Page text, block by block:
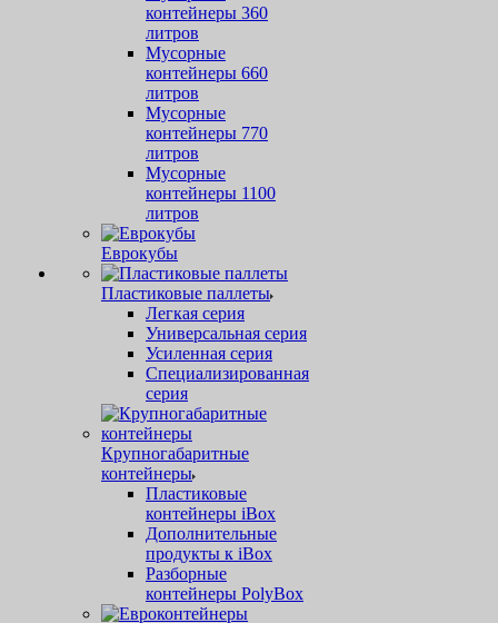
контейнеры 360
литров
Мусорные
контейнеры 660
литров
Мусорные
контейнеры 770
литров
Мусорные
контейнеры 1100
литров
Еврокубы
Пластиковые паллеты
Легкая серия
Универсальная серия
Усиленная серия
Специализированная
серия
Крупногабаритные
контейнеры
Пластиковые
контейнеры iBox
Дополнительные
продукты к iBox
Разборные
контейнеры PolyBox